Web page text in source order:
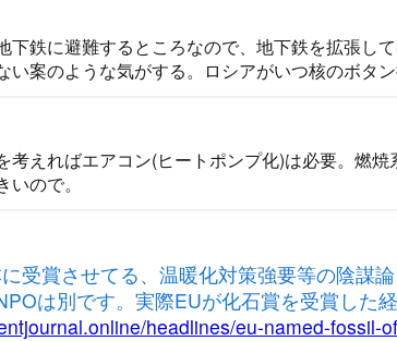
下鉄に避難するところなので、地下鉄を拡張し
い案のような気がする。ロシアがいつ核のボタン
考えればエアコン(ヒートポンプ化)は必要。燃
ので。
受賞させてる、温暖化対策強要等の陰謀
は別です。実際EUが化石賞を受賞した経
headlines/eu-named-fossil-